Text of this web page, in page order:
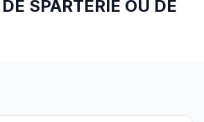
SPARTERIE OU DE